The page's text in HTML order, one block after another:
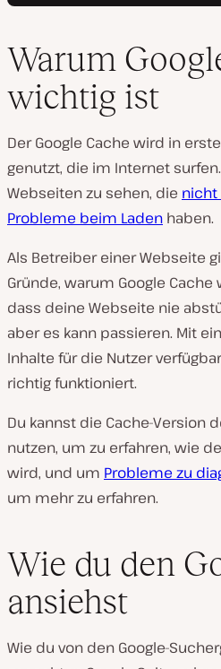
Warum
wichtig ist
Der Google Cache wird in
genutzt, die im Internet
Webseiten zu sehen, die nicht
Probleme beim Laden haben.
Als Betreiber einer Webseite
Gründe, warum Google
dass deine Webseite nie
aber es kann passieren. Mit
Inhalte für die Nutzer
richtig funktioniert.
Du kannst die Cache-Version
nutzen, um zu erfahren, wie
wird, und um Probleme zu
um mehr zu erfahren.
Wie du den
ansiehst
Wie du von den Google-